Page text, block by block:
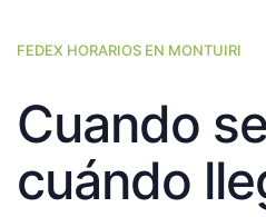
FEDEX HORARIOS EN MONTUIRI
Cuando
cuándo